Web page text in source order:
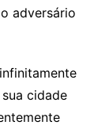
adversário
cidade